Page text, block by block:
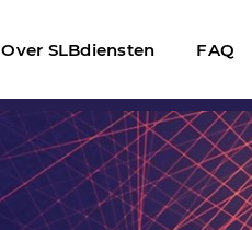
Over SLBdiensten FAQ